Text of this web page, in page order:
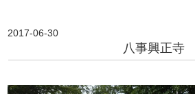
2017-06-30
八事興正寺